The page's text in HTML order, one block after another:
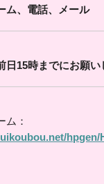
ム、電話、メール
日15時までにお願い
ム：
hpgen/